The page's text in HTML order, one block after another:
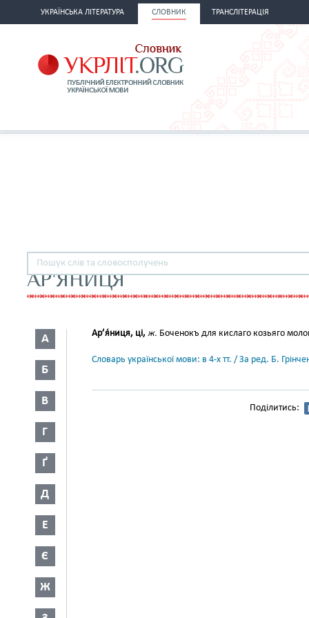
УКРАЇНСЬКА ЛІТЕРАТУРА СЛОВНИК ТРАНСЛІТЕРАЦІЯ
АР'ЯНИЦЯ
А
Б
В
Г
Ґ
Д
Е
Є
Ж
Ар’я́ниця, ці, ж. Боченокъ для кислаго козьяго
Словарь української мови: в 4-х тт. / За ред. Б.
Поділитись: